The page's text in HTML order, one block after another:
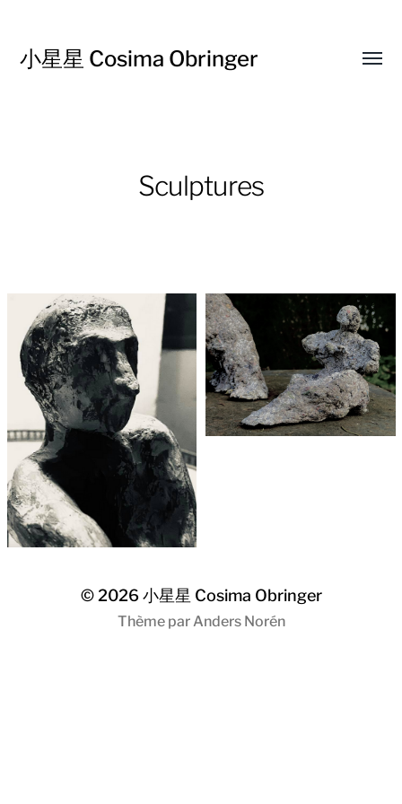
小星星 Cosima Obringer
Sculptures
© 2026小星星 Cosima Obringer
Thème parAnders Norén